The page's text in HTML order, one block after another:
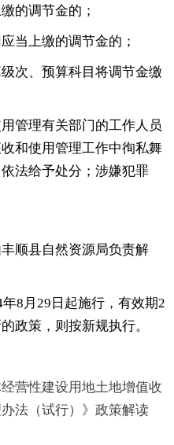
的调节金的 ；
当上缴的调节金的 ；
、预算科目将调节金缴
理有关部门的工作人员
和使用管理工作中徇私舞
法给予处分 ； 涉嫌犯罪
顺县自然资源局负责解
8月29日起施行 ， 有效期2
政策，则按新规执行。
营性建设用地土地增值收
法（试行）》政策解读